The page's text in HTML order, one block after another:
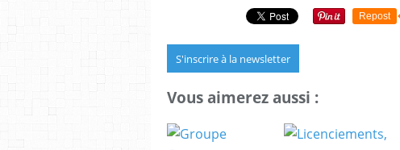
Repost
S'inscrire à la newsletter
Vous aimerez aussi :